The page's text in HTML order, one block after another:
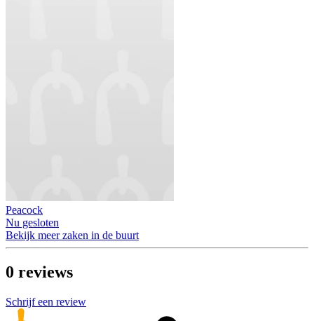
Peacock
Nu gesloten
Bekijk meer zaken in de buurt
0 reviews
Schrijf een review